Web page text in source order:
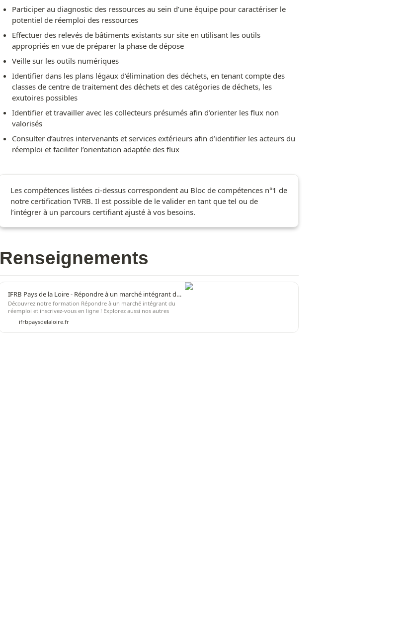
Participer au diagnostic des ressources au sein d’une équipe pour caractériser le
potentiel de réemploi des ressources
Effectuer des relevés de bâtiments existants sur site en utilisant les outils
appropriés en vue de préparer la phase de dépose
Veille sur les outils numériques
Identifier dans les plans légaux d’élimination des déchets, en tenant compte des
classes de centre de traitement des déchets et des catégories de déchets, les
exutoires possibles
Identifier et travailler avec les collecteurs présumés afin d’orienter les flux non
valorisés
Consulter d’autres intervenants et services extérieurs afin d’identifier les acteurs du
réemploi et faciliter l’orientation adaptée des flux
Les compétences listées ci-dessus correspondent au Bloc de compétences n°1 de
notre certification TVRB. Il est possible de le valider en tant que tel ou de
l’intégrer à un parcours certifiant ajusté à vos besoins.
Renseignements
IFRB Pays de la Loire - Répondre à un marché intégrant du réemploi
Découvrez notre formation Répondre à un marché intégrant du
réemploi et inscrivez-vous en ligne ! Explorez aussi nos autres
formations Marchés publics et privés
ifrbpaysdelaloire.fr